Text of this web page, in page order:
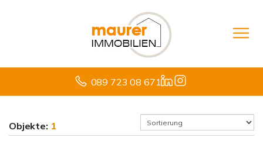
089 723 08 671
Objekte: 1